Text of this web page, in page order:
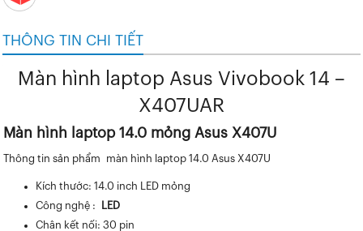
THÔNG TIN CHI TIẾT
Màn hình laptop Asus Vivobook 14 –
X407UAR
Màn hình laptop 14.0 mỏng Asus X407U
Thông tin sản phẩm màn hình laptop 14.0 Asus X407U
Kích thước: 14.0 inch LED mỏng
Công nghệ :
LED
Chân kết nối: 30 pin